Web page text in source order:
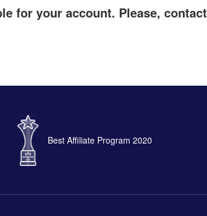
for your account. Please, contact
Best Affiliate Program 2020